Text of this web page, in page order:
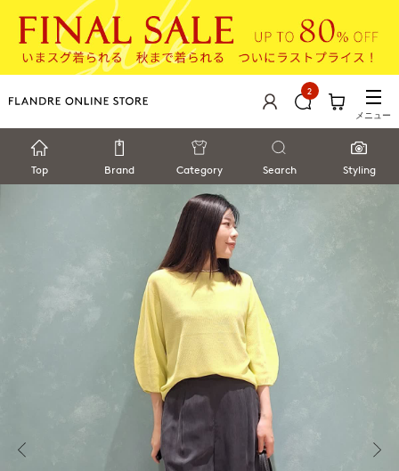
2
メニュー
Top Brand Category Search Styling